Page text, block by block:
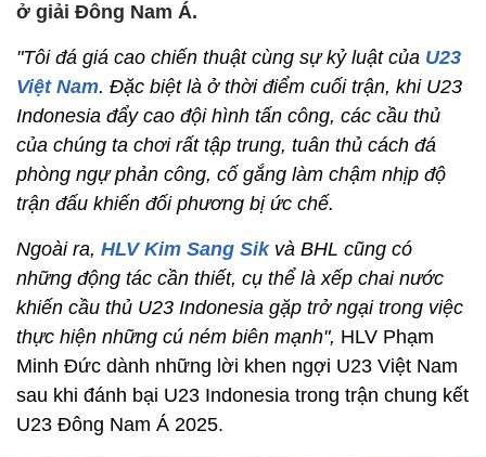
ở giải Đông Nam Á.
"Tôi đá giá cao chiến thuật cùng sự kỷ luật của U23
Việt Nam. Đặc biệt là ở thời điểm cuối trận, khi U23
Indonesia đẩy cao đội hình tấn công, các cầu thủ
của chúng ta chơi rất tập trung, tuân thủ cách đá
phòng ngự phản công, cố gắng làm chậm nhịp độ
trận đấu khiến đối phương bị ức chế.
Ngoài ra, HLV Kim Sang Sikvà BHL cũng có
những động tác cần thiết, cụ thể là xếp chai nước
khiến cầu thủ U23 Indonesia gặp trở ngại trong việc
thực hiện những cú ném biên mạnh", HLV Phạm
Minh Đức dành những lời khen ngợi U23 Việt Nam
sau khi đánh bại U23 Indonesia trong trận chung kết
U23 Đông Nam Á 2025.